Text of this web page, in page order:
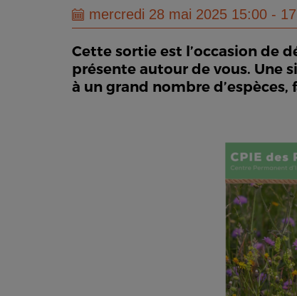
mercredi 28 mai 2025 15:00 -
Cette sortie est l’occasion de
présente autour de vous. Une
à un grand nombre